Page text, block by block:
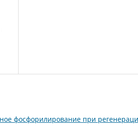
фосфорилирование при